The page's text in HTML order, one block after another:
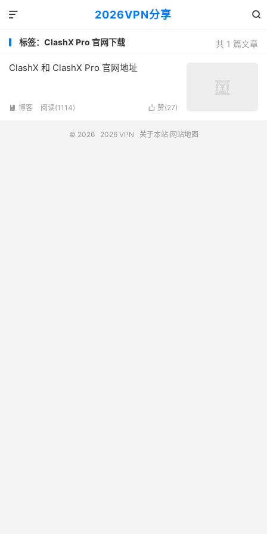
2026VPN分享 

共 1 篇文章
标签：ClashX Pro 官网下载
ClashX 和 ClashX Pro 官网地址
 赞(27)
 博客 阅读(1114)
© 2026 2026 VPN 关于本站 网站地图